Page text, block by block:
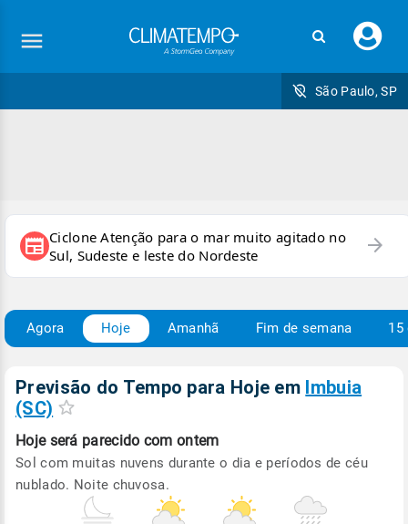
seu
São Paulo, SP
newspaper Ciclone Atenção para o mar muito agitado no
Sul, Sudeste e leste do Nordeste
arrow_forward
Agora Hoje Amanhã Fim de semana 15
Previsão do Tempo para Hoje em Imbuia
(SC)
Hoje será parecido com ontem
Sol com muitas nuvens durante o dia e períodos de céu
nublado. Noite chuvosa.